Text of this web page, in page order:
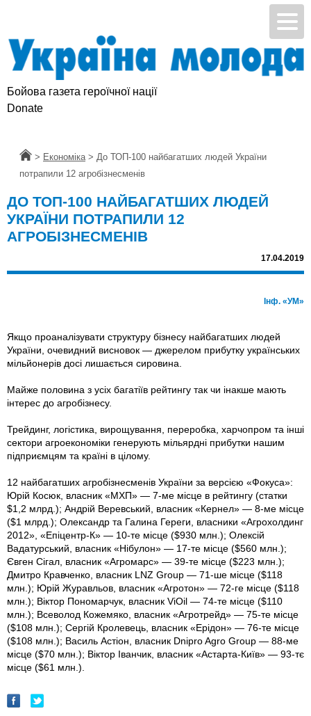
Бойова газета героїчної нації
Donate
Головна
> Економіка > До ТОП-100 найбагатших людей України
потрапили 12 агробізнесменів
ДО ТОП-100 НАЙБАГАТШИХ ЛЮДЕЙ
УКРАЇНИ ПОТРАПИЛИ 12
АГРОБІЗНЕСМЕНІВ
17.04.2019
Інф. «УМ»
Якщо проаналізувати структуру бізнесу найбагатших людей
України, очевидний висновок — джерелом прибутку українських
мільйонерів досі лишається сировина.
Майже половина з усіх багатіїв рейтингу так чи інакше мають
інтерес до агробізнесу.
Трейдинг, логістика, вирощування, переробка, харчопром та інші
сектори агроекономіки генерують мільярдні прибутки нашим
підприємцям та країні в цілому.
12 найбагатших агробізнесменів України за версією «Фокуса»:
Юрій Косюк, власник «МХП» — 7-ме місце в рейтингу (статки
$1,2 млрд.); Андрій Веревський, власник «Кернел» — 8-ме місце
($1 млрд.); Олександр та Галина Гереги, власники «Агрохолдинг
2012», «Епіцентр-К» — 10-те місце ($930 млн.); Олексій
Вадатурський, власник «Нібулон» — 17-те місце ($560 млн.);
Євген Сігал, власник «Агромарс» — 39-те місце ($223 млн.);
Дмитро Кравченко, власник LNZ Group — 71-ше місце ($118
млн.); Юрій Журавльов, власник «Агротон» — 72-ге місце ($118
млн.); Віктор Пономарчук, власник ViOil — 74-те місце ($110
млн.); Всеволод Кожемяко, власник «Агротрейд» — 75-те місце
($108 млн.); Сергій Кролевець, власник «Ерідон» — 76-те місце
($108 млн.); Василь Астіон, власник Dnipro Agro Group — 88-ме
місце ($70 млн.); Віктор Іванчик, власник «Астарта-Київ» — 93-тє
місце ($61 млн.).